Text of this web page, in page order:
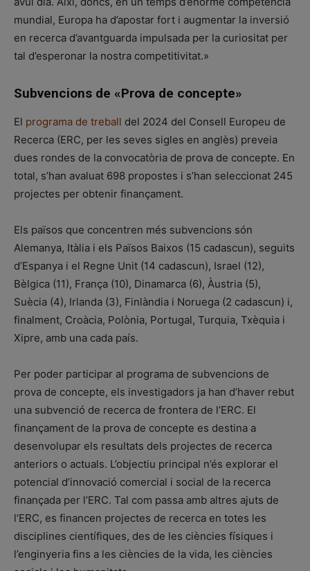
mundial, Europa ha d’apostar fort i augmentar la inversió
en recerca d’avantguarda impulsada per la curiositat per
tal d’esperonar la nostra competitivitat.»
Subvencions de «Prova de concepte»
El programa de treball del 2024 del Consell Europeu de
Recerca (ERC, per les seves sigles en anglès) preveia
dues rondes de la convocatòria de prova de concepte. En
total, s’han avaluat 698 propostes i s’han seleccionat 245
projectes per obtenir finançament.
Els països que concentren més subvencions són
Alemanya, Itàlia i els Països Baixos (15 cadascun), seguits
d’Espanya i el Regne Unit (14 cadascun), Israel (12),
Bèlgica (11), França (10), Dinamarca (6), Àustria (5),
Suècia (4), Irlanda (3), Finlàndia i Noruega (2 cadascun) i,
finalment, Croàcia, Polònia, Portugal, Turquia, Txèquia i
Xipre, amb una cada país.
Per poder participar al programa de subvencions de
prova de concepte, els investigadors ja han d’haver rebut
una subvenció de recerca de frontera de l’ERC. El
finançament de la prova de concepte es destina a
desenvolupar els resultats dels projectes de recerca
anteriors o actuals. L’objectiu principal n’és explorar el
potencial d’innovació comercial i social de la recerca
finançada per l’ERC. Tal com passa amb altres ajuts de
l’ERC, es financen projectes de recerca en totes les
disciplines científiques, des de les ciències físiques i
l’enginyeria fins a les ciències de la vida, les ciències